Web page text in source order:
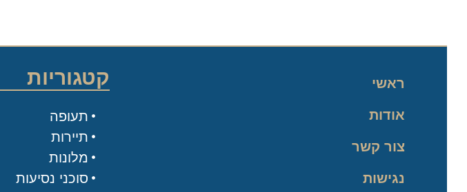
ראשי
אודות
צור קשר
נגישות
קטגוריות
תעופה
תיירות
מלונות
סוכני נסיעות